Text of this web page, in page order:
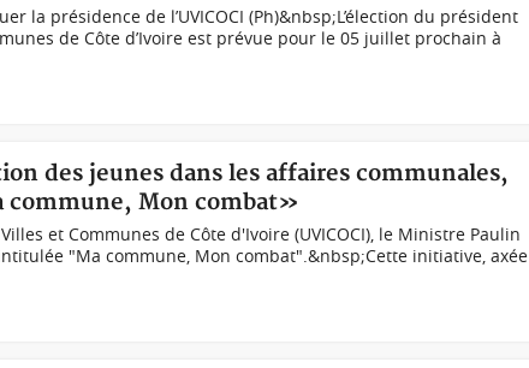
la présidence de l’UVICOCI (Ph)&nbsp;L’élection du président
de Côte d’Ivoire est prévue pour le 05 juillet prochain à
des jeunes dans les affaires communales,
Mon combat»
et Communes de Côte d'Ivoire (UVICOCI), le Ministre Paulin
"Ma commune, Mon combat".&nbsp;Cette initiative, axée